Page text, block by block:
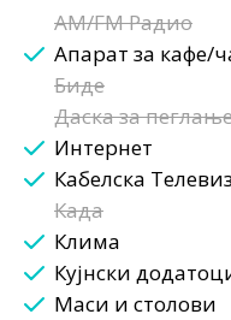
AM/FM Радио
Апарат за кафе/
Биде
Даска за
Интернет
Кабелска
Када
Клима
Кујнски
Маси и столови